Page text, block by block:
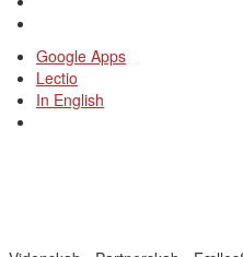
Videre
til
indhold
Google Apps
Lectio
In English